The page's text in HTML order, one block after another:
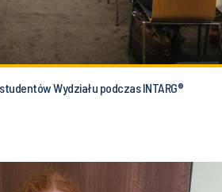
Wydziału podczas INTARG®